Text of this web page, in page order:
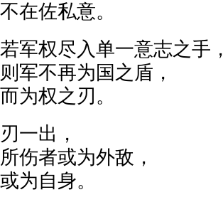
不在佐私意。
若军权尽入单一意志之手，
则军不再为国之盾，
而为权之刃。
刃一出，
所伤者或为外敌，
或为自身。